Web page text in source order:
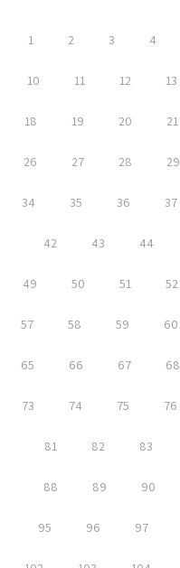
1 2 3 4
10 11 12 13
18 19 20 21
26 27 28 29
34 35 36 37
42 43 44
49 50 51 52
57 58 59 60
65 66 67 68
73 74 75 76
81 82 83
88 89 90
95 96 97